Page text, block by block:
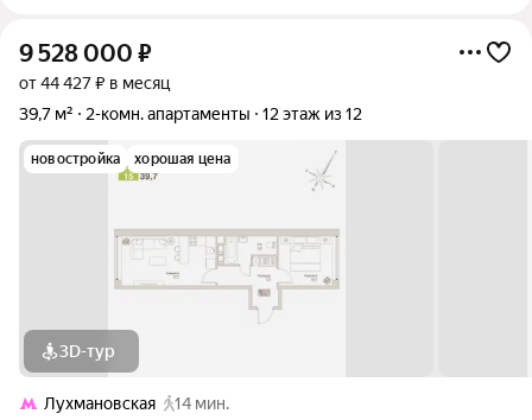
9 528 000 ₽
от 44 427 ₽ в месяц
39,7 м²
2-комн. апартаменты 12 этаж из 12
новостройка хорошая цена
3D-тур
Лухмановская
14 мин.